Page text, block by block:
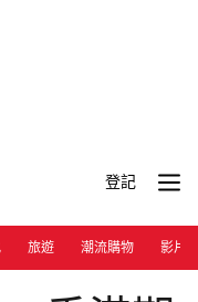
登記
旅遊 潮流購物 影片